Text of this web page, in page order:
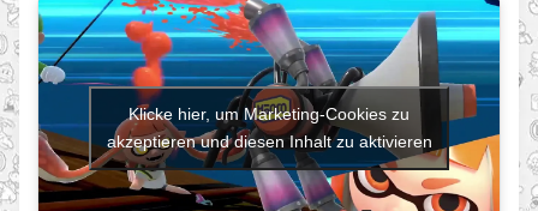
Klicke hier, um Marketing-Cookies zu
akzeptieren und diesen Inhalt zu aktivieren